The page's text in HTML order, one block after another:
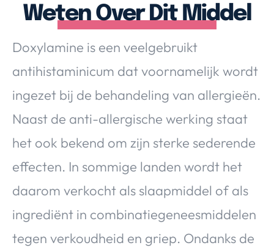
VALERIE'S CHOICE
Food & Drinks Health & Beauty
Huis & Tuin
Weten Over Dit Middel
Doxylamine is een veelgebruikt
antihistaminicum dat voornamelijk wordt
ingezet bij de behandeling van allergieën.
Naast de anti-allergische werking staat
het ook bekend om zijn sterke sederende
effecten. In sommige landen wordt het
daarom verkocht als slaapmiddel of als
ingrediënt in combinatiegeneesmiddelen
tegen verkoudheid en griep. Ondanks de